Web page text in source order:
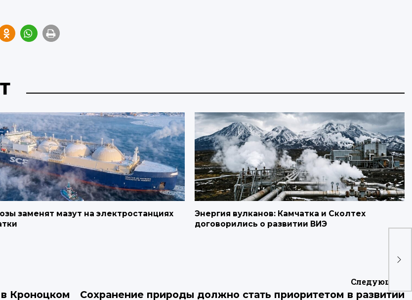
заменят мазут на электростанциях
Энергия вулканов: Камчатка и Сколтех
договорились о развитии ВИЭ
Кроноцком
Следующая:
Сохранение природы должно стать приоритетом в развитии